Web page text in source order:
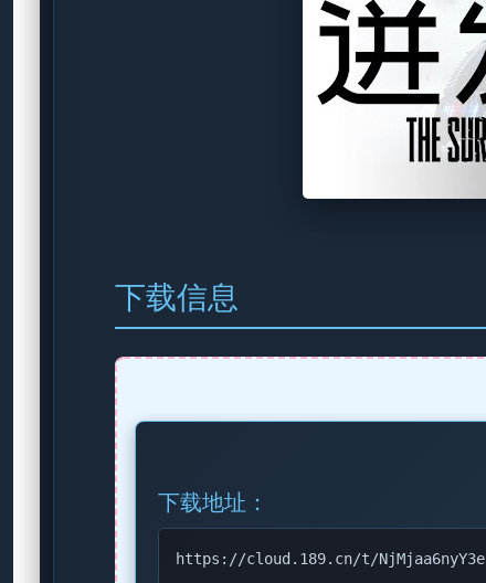
下载信息
下载地址：
https://cloud.189.cn/t/NjMjaa6nyY3e